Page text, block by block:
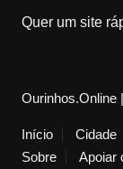
Quer um site
Ourinhos.Online
Início Cidade
Sobre
Apoiar